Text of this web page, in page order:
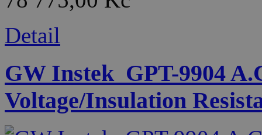
Detail
GW Instek_GPT-9904
Voltage/Insulation